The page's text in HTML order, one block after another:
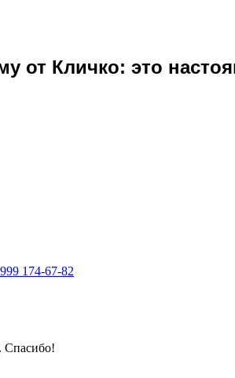
от Кличко: это
174-67-82
Спасибо!